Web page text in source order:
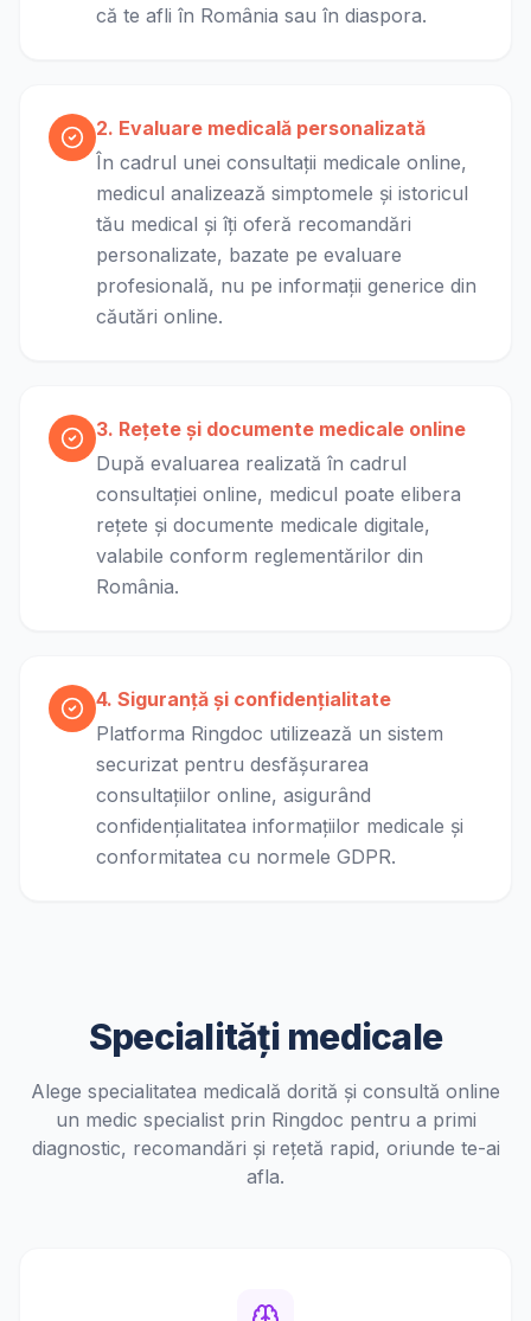
că te afli în România sau în diaspora.
2. Evaluare medicală personalizată
În cadrul unei consultații medicale online,
medicul analizează simptomele și istoricul
tău medical și îți oferă recomandări
personalizate, bazate pe evaluare
profesională, nu pe informații generice din
căutări online.
3. Rețete și documente medicale online
După evaluarea realizată în cadrul
consultației online, medicul poate elibera
rețete și documente medicale digitale,
valabile conform reglementărilor din
România.
4. Siguranță și confidențialitate
Platforma Ringdoc utilizează un sistem
securizat pentru desfășurarea
consultațiilor online, asigurând
confidențialitatea informațiilor medicale și
conformitatea cu normele GDPR.
Specialități medicale
Alege specialitatea medicală dorită și consultă online
un medic specialist prin Ringdoc pentru a primi
diagnostic, recomandări și rețetă rapid, oriunde te-ai
afla.